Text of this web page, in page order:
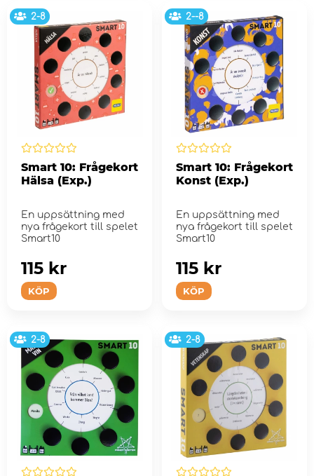
2-8
Smart 10: Frågekort
Hälsa (Exp.)
En uppsättning med
nya frågekort till spelet
Smart10
KÖP
115 kr
2--8
Smart 10: Frågekort
Konst (Exp.)
En uppsättning med
nya frågekort till spelet
Smart10
KÖP
115 kr
2-8 2-8